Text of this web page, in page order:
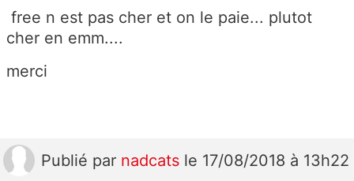
free n est pas cher et on le paie... plutot
cher en emm....
merci
Publié par nadcats le 17/08/2018 à 13h22